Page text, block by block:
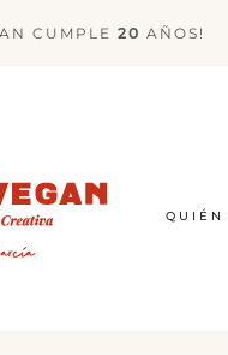
CUMPLE 20 AÑOS!
QUIÉN